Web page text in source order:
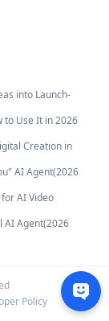
into Launch-
to Use It in 2026
Creation in
AI Agent(2026
AI Video
AI Agent(2026
Policy